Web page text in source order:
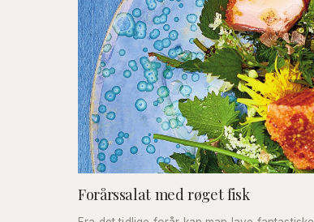
Forårssalat med røget fisk